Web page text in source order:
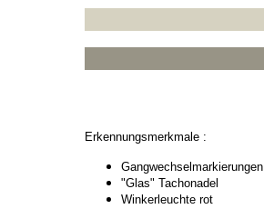
Erkennungsmerkmale :
Gangwechselmarkierungen
"Glas" Tachonadel
Winkerleuchte rot